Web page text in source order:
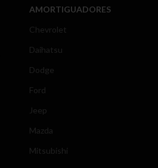
AMORTIGUADORES
Chevrolet
Daihatsu
Dodge
Ford
Jeep
Mazda
Mitsubishi